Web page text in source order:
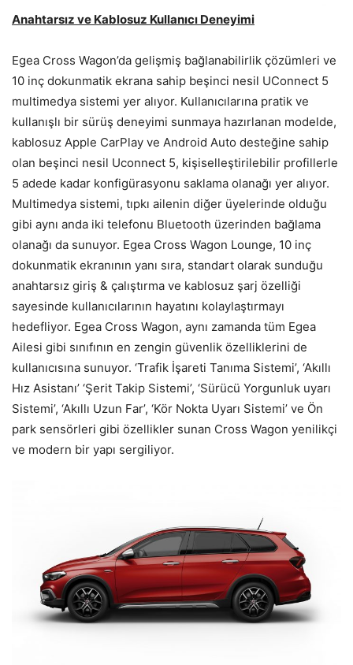
Anahtarsız ve Kablosuz Kullanıcı Deneyimi
Egea Cross Wagon’da gelişmiş bağlanabilirlik çözümleri ve
10 inç dokunmatik ekrana sahip beşinci nesil UConnect 5
multimedya sistemi yer alıyor. Kullanıcılarına pratik ve
kullanışlı bir sürüş deneyimi sunmaya hazırlanan modelde,
kablosuz Apple CarPlay ve Android Auto desteğine sahip
olan beşinci nesil Uconnect 5, kişiselleştirilebilir profillerle
5 adede kadar konfigürasyonu saklama olanağı yer alıyor.
Multimedya sistemi, tıpkı ailenin diğer üyelerinde olduğu
gibi aynı anda iki telefonu Bluetooth üzerinden bağlama
olanağı da sunuyor. Egea Cross Wagon Lounge, 10 inç
dokunmatik ekranının yanı sıra, standart olarak sunduğu
anahtarsız giriş & çalıştırma ve kablosuz şarj özelliği
sayesinde kullanıcılarının hayatını kolaylaştırmayı
hedefliyor. Egea Cross Wagon, aynı zamanda tüm Egea
Ailesi gibi sınıfının en zengin güvenlik özelliklerini de
kullanıcısına sunuyor. ‘Trafik İşareti Tanıma Sistemi’, ‘Akıllı
Hız Asistanı’ ‘Şerit Takip Sistemi’, ‘Sürücü Yorgunluk uyarı
Sistemi’, ‘Akıllı Uzun Far’, ‘Kör Nokta Uyarı Sistemi’ ve Ön
park sensörleri gibi özellikler sunan Cross Wagon yenilikçi
ve modern bir yapı sergiliyor.